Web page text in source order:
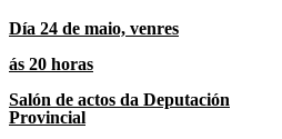
Día 24 de maio, venres
ás 20 horas
Salón de actos da Deputación
Provincial